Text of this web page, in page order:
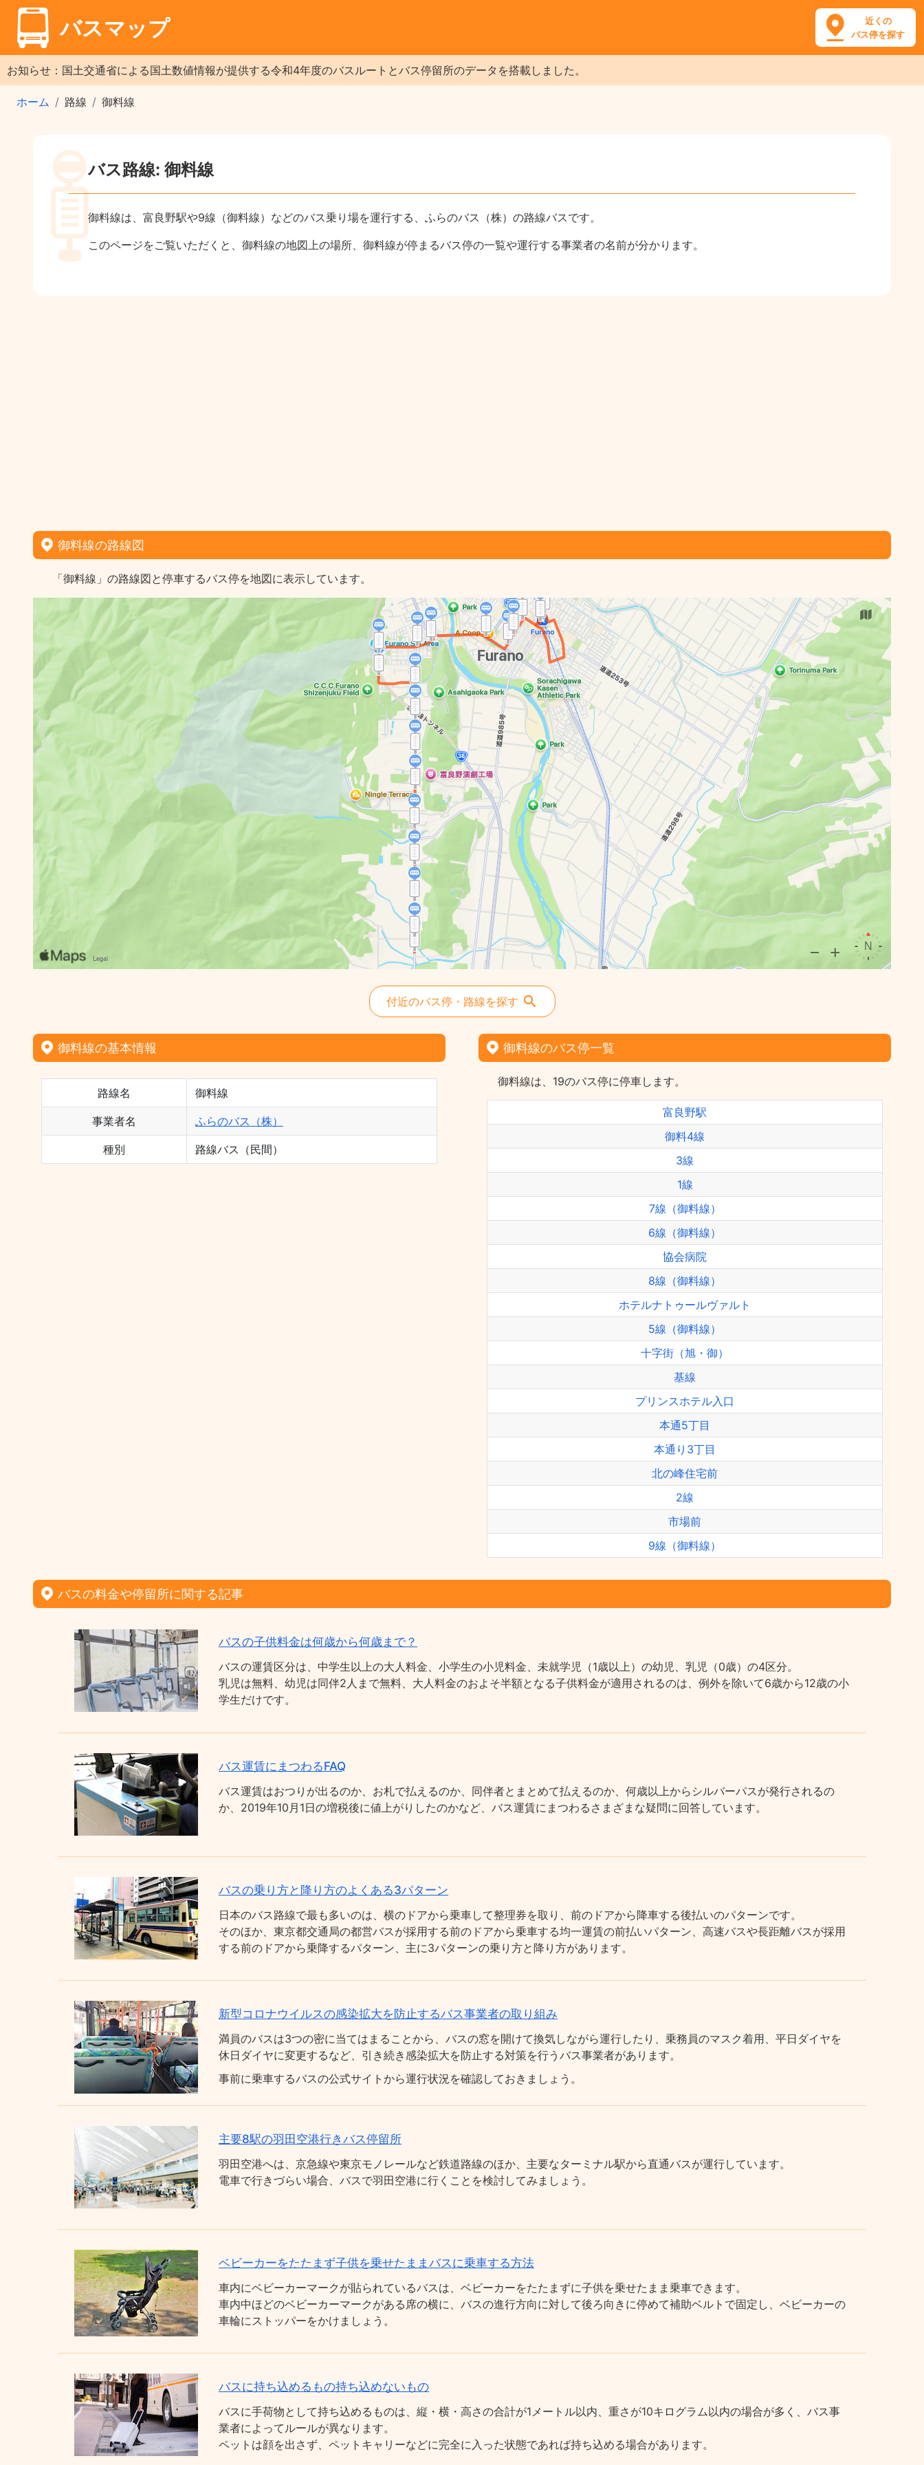
バスマップ
近くの
バス停を探す
お知らせ：国土交通省による国土数値情報が提供する令和4年度のバスルートとバス停留所のデータを搭載しました。
ホーム 路線 御料線
バス路線: 御料線
御料線は、富良野駅や9線（御料線）などのバス乗り場を運行する、ふらのバス（株）の路線バスです。
このページをご覧いただくと、御料線の地図上の場所、御料線が停まるバス停の一覧や運行する事業者の名前が分かります。
御料線の路線図
「御料線」の路線図と停車するバス停を地図に表示しています。
付近のバス停・路線を探す
御料線の基本情報
路線名 御料線
事業者名 ふらのバス（株）
種別 路線バス（民間）
御料線のバス停一覧
御料線は、19のバス停に停車します。
富良野駅
御料4線
3線
1線
7線（御料線）
6線（御料線）
協会病院
8線（御料線）
ホテルナトゥールヴァルト
5線（御料線）
十字街（旭・御）
基線
プリンスホテル入口
本通5丁目
本通り3丁目
北の峰住宅前
2線
市場前
9線（御料線）
バスの料金や停留所に関する記事
バスの子供料金は何歳から何歳まで？
バスの運賃区分は、中学生以上の大人料金、小学生の小児料金、未就学児（1歳以上）の幼児、乳児（0歳）の4区分。
乳児は無料、幼児は同伴2人まで無料、大人料金のおよそ半額となる子供料金が適用されるのは、例外を除いて6歳から12歳の小
学生だけです。
バス運賃にまつわるFAQ
バス運賃はおつりが出るのか、お札で払えるのか、同伴者とまとめて払えるのか、何歳以上からシルバーパスが発行されるの
か、2019年10月1日の増税後に値上がりしたのかなど、バス運賃にまつわるさまざまな疑問に回答しています。
バスの乗り方と降り方のよくある3パターン
日本のバス路線で最も多いのは、横のドアから乗車して整理券を取り、前のドアから降車する後払いのパターンです。
そのほか、東京都交通局の都営バスが採用する前のドアから乗車する均一運賃の前払いパターン、高速バスや長距離バスが採用
する前のドアから乗降するパターン、主に3パターンの乗り方と降り方があります。
新型コロナウイルスの感染拡大を防止するバス事業者の取り組み
満員のバスは3つの密に当てはまることから、バスの窓を開けて換気しながら運行したり、乗務員のマスク着用、平日ダイヤを
休日ダイヤに変更するなど、引き続き感染拡大を防止する対策を行うバス事業者があります。
事前に乗車するバスの公式サイトから運行状況を確認しておきましょう。
主要8駅の羽田空港行きバス停留所
羽田空港へは、京急線や東京モノレールなど鉄道路線のほか、主要なターミナル駅から直通バスが運行しています。
電車で行きづらい場合、バスで羽田空港に行くことを検討してみましょう。
ベビーカーをたたまず子供を乗せたままバスに乗車する方法
車内にベビーカーマークが貼られているバスは、ベビーカーをたたまずに子供を乗せたまま乗車できます。
車内中ほどのベビーカーマークがある席の横に、バスの進行方向に対して後ろ向きに停めて補助ベルトで固定し、ベビーカーの
車輪にストッパーをかけましょう。
バスに持ち込めるもの持ち込めないもの
バスに手荷物として持ち込めるものは、縦・横・高さの合計が1メートル以内、重さが10キログラム以内の場合が多く、バス事
業者によってルールが異なります。
ペットは顔を出さず、ペットキャリーなどに完全に入った状態であれば持ち込める場合があります。